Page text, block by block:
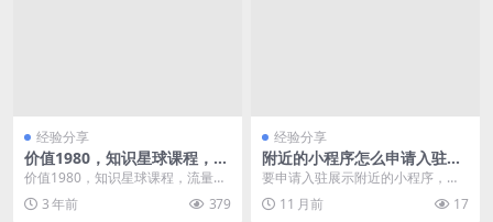
经验分享
价值1980，知识星球课程，流
量堆积器，冷门暴力引流项
目，全网最新玩法，
价值1980，知识星球课程，流量堆
积器，冷门暴力引流项目，全网最
新玩法， 单号日...
3 年前 379
经验分享
附近的小程序怎么申请入驻展
示
要申请入驻展示附近的小程序，通
常需要遵循以下步骤和流程。这些
步骤基于当前主流平台...
11 月前 17